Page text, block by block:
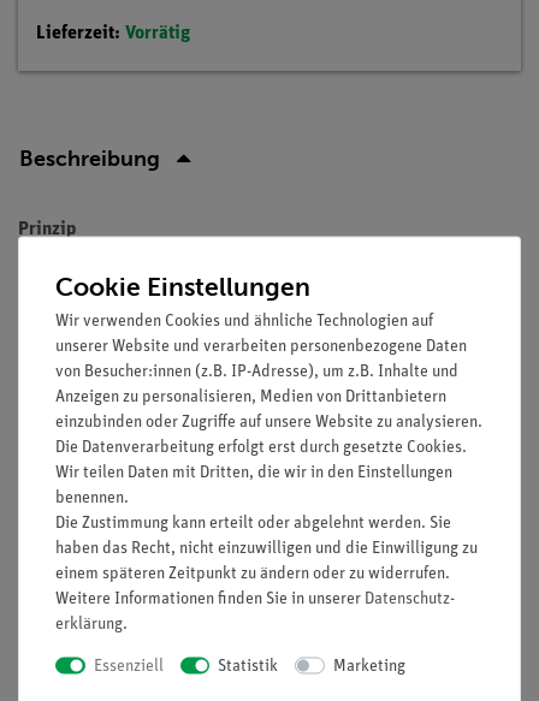
Lieferzeit: Vorrätig
Beschreibung
Prinzip
Auch Brennstoffzellen weisen Verluste auf, wodurch nicht 100
% der Gase in elektrische Energie umgewandelt werden
können. In diesem Versuch soll der Wirkungsgrad der PEM
Brennstoffzelle ermittelt werden, wobei dies auf zwei
verschiedene Arten geschehen soll. Im ersten Versuchsteil
wird der energetische Wirkungsgrad bestimmt, welcher ein
Verhältnis zwischen im Gas gespeicherter Energie und davon
elektrisch nutzbarer Energie darstellt und danach wird der
faradaysche Wirkungsgrad untersucht, welcher ein Verhältnis
zwischen der real verbrauchten Gasmenge und dem
theoretisch errechneten Wert darstellt.
Vorteile
Teil einer Systemlösung - Leicht erweiterbar für weitere
Cookie Einstellungen
Wir verwenden Cookies und ähnliche Technologien auf
unserer Website und verarbeiten personenbezogene Daten
von Besucher:innen (z.B. IP-Adresse), um z.B. Inhalte und
Anzeigen zu personalisieren, Medien von Drittanbietern
einzubinden oder Zugriffe auf unsere Website zu analysieren.
Die Datenverarbeitung erfolgt erst durch gesetzte Cookies.
Wir teilen Daten mit Dritten, die wir in den Einstellungen
benennen.
Die Zustimmung kann erteilt oder abgelehnt werden. Sie
haben das Recht, nicht einzuwilligen und die Einwilligung zu
einem späteren Zeitpunkt zu ändern oder zu widerrufen.
Weitere Informationen finden Sie in unserer Daten­schutz­
erklärung.
Essenziell Statistik Marketing